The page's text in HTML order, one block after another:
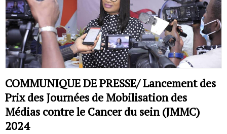
COMMUNIQUE DE PRESSE/ Lancement des
Prix des Journées de Mobilisation des
Médias contre le Cancer du sein (JMMC)
2024